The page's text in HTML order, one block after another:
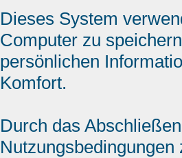
Dieses System
Computer zu
persönlichen
Komfort.
Durch das
Nutzungsbedingungen